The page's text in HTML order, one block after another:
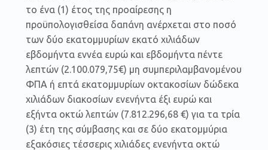
το ένα (1) έτος της προαίρεσης η
προϋπολογισθείσα δαπάνη ανέρχεται στο ποσό
των δύο εκατομμυρίων εκατό χιλιάδων
εβδομήντα εννέα ευρώ και εβδομήντα πέντε
λεπτών (2.100.079,75€) μη συμπεριλαμβανομένου
ΦΠΑ ή επτά εκατομμυρίων οκτακοσίων δώδεκα
χιλιάδων διακοσίων ενενήντα έξι ευρώ και
εξήντα οκτώ λεπτών (7.812.296,68 €) για τα τρία
(3) έτη της σύμβασης και σε δύο εκατομμύρια
εξακόσιες τέσσερις χιλιάδες ενενήντα οκτώ